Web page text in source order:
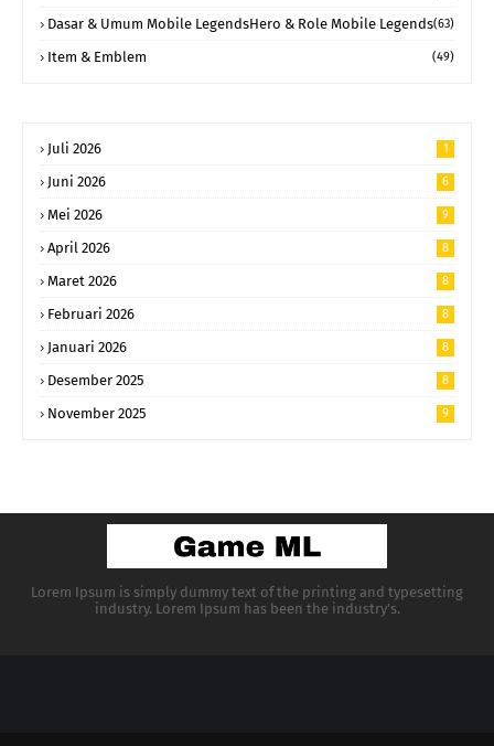
Dasar & Umum Mobile LegendsHero & Role Mobile Legends(63)
Item & Emblem (49)
Juli 2026 1
Juni 2026 6
Mei 2026 9
April 2026 8
Maret 2026 8
Februari 2026 8
Januari 2026 8
Desember 2025 8
November 2025 9
Lorem Ipsum is simply dummy text of the printing and typesetting
industry. Lorem Ipsum has been the industry's.